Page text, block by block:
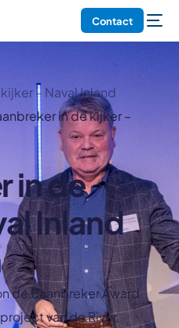
Contact
– Naval Inland
in de kijker –
in de
Inland
de Baanbreker Award
van de River